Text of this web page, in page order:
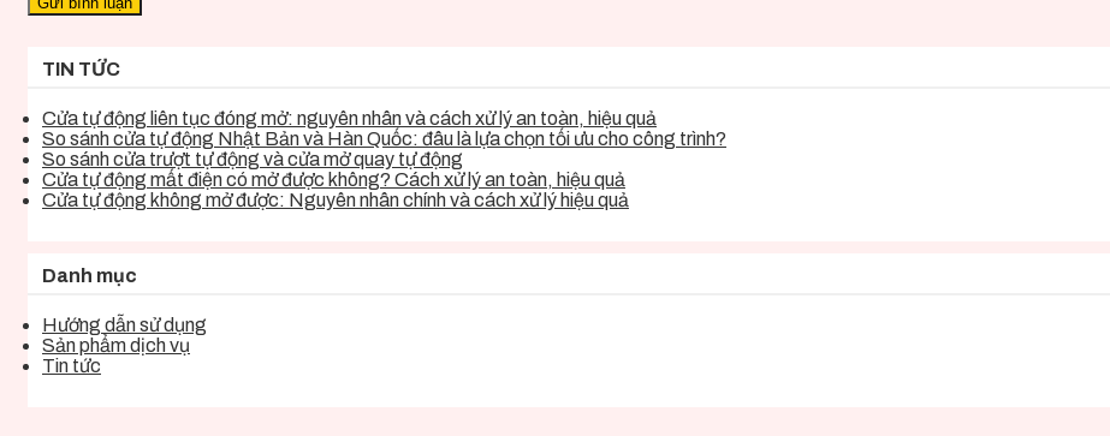
TIN TỨC
Cửa tự động liên tục đóng mở: nguyên nhân và cách xử lý an toàn, hiệu quả
So sánh cửa tự động Nhật Bản và Hàn Quốc: đâu là lựa chọn tối ưu cho công trình?
So sánh cửa trượt tự động và cửa mở quay tự động
Cửa tự động mất điện có mở được không? Cách xử lý an toàn, hiệu quả
Cửa tự động không mở được: Nguyên nhân chính và cách xử lý hiệu quả
Danh mục
Hướng dẫn sử dụng
Sản phẩm dịch vụ
Tin tức